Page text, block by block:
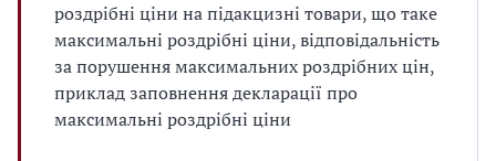
роздрібні ціни на підакцизні товари, що таке
максимальні роздрібні ціни, відповідальність
за порушення максимальних роздрібних цін,
приклад заповнення декларації про
максимальні роздрібні ціни